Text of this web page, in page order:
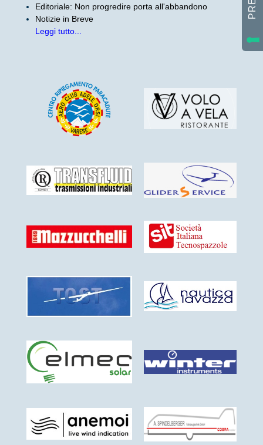
Editoriale: Non progredire porta all'abbandono
Notizie in Breve
Leggi tutto...